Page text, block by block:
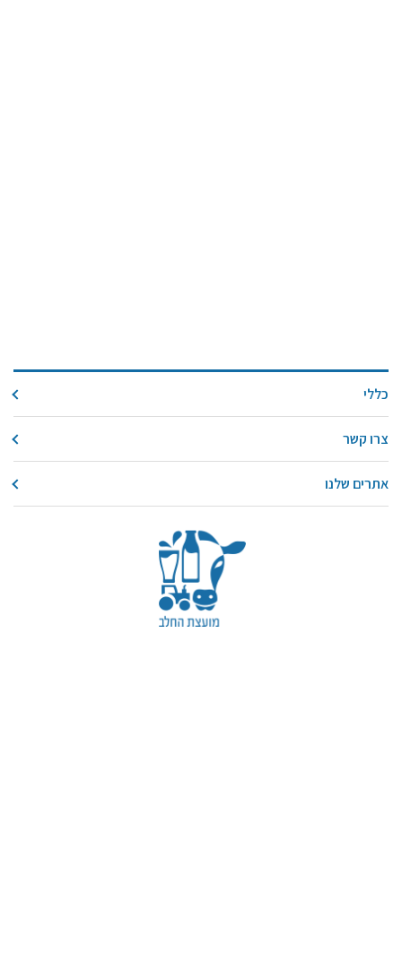
כללי
צרו קשר
אתרים שלנו